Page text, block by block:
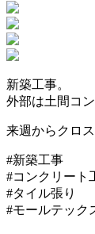
新築工事。
外部は土間コ
来週からクロ
#新築工事
#コンクリート
#タイル張り
#モールテック